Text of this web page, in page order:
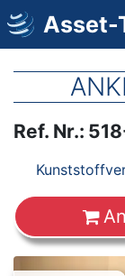
Direkt
zum
Inhalt
Asset-
Ref. Nr.:
Produkte